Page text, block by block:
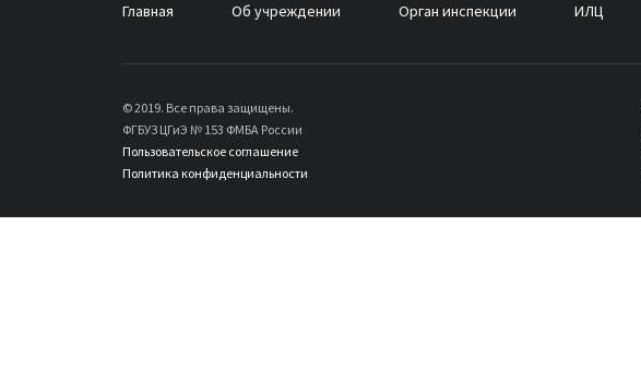
Главная Об учреждении Орган инспекции ИЛЦ
© 2019. Все права защищены.
ФГБУЗ ЦГиЭ № 153 ФМБА России
Пользовательское соглашение
Политика конфиденциальности